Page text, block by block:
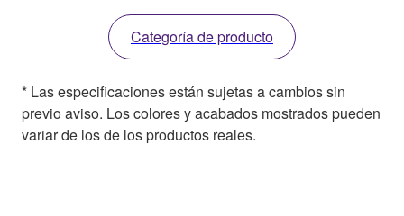
Categoría de producto
* Las especificaciones están sujetas a cambios sin
previo aviso. Los colores y acabados mostrados pueden
variar de los de los productos reales.